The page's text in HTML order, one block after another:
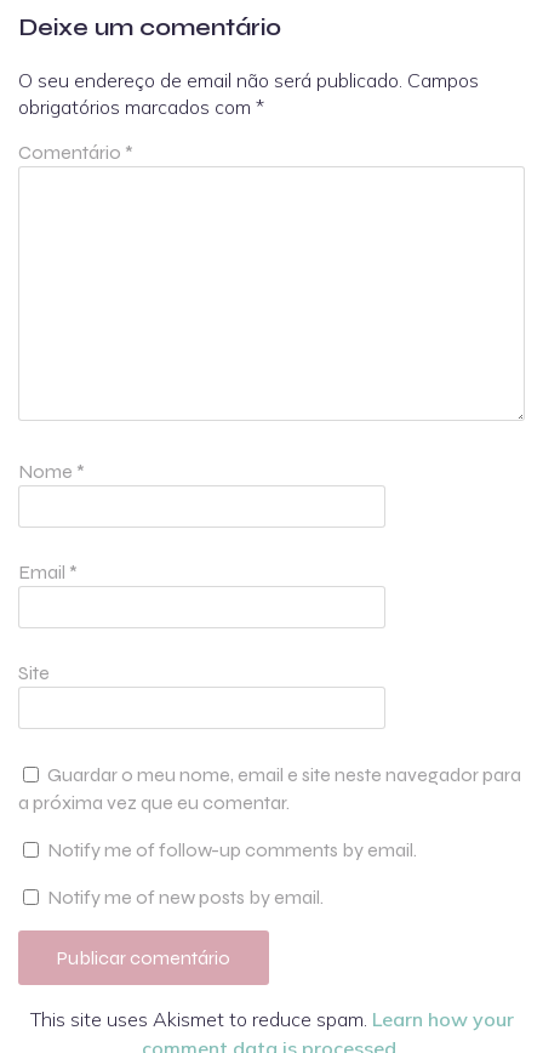
Deixe um comentário
O seu endereço de email não será publicado. Campos
obrigatórios marcados com *
Comentário *
Nome *
Email *
Site
Guardar o meu nome, email e site neste navegador para
a próxima vez que eu comentar.
Notify me of follow-up comments by email.
Notify me of new posts by email.
This site uses Akismet to reduce spam. Learn how your